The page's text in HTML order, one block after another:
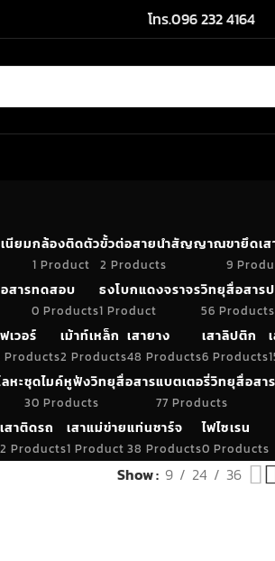
โทร.096 232 4164
นียมกล้องติดตัว
1 Product
ขั้วต่อสายนำสัญญาณ
2 Products
ขายึดเ
9
สารทดสอบ
0 Products
ธงโบกแดงจราจร
1 Product
วิทยุสื่อสารป
56 Products
เวอร์
Products
เม้าท์เหล็ก
2 Products
เสายาง
48 Products
เสาลิปติก
6 Products
หะชุดไมค์หูฟังวิทยุสื่อสาร
30 Products
แบตเตอรี่วิทยุสื่อสาร
77 Products
เสาติดรถ
2 Products
เสาแม่ข่าย
1 Product
แท่นชาร์จ
38 Products
ไฟไซเรน
0 Products
Show 9 24 36